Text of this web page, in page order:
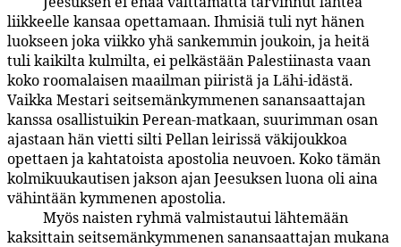
liikkeelle kansaa opettamaan. Ihmisiä tuli nyt hänen
luokseen joka viikko yhä sankemmin joukoin, ja heitä
tuli kaikilta kulmilta, ei pelkästään Palestiinasta vaan
koko roomalaisen maailman piiristä ja Lähi-idästä.
Vaikka Mestari seitsemänkymmenen sanansaattajan
kanssa osallistuikin Perean-matkaan, suurimman osan
ajastaan hän vietti silti Pellan leirissä väkijoukkoa
opettaen ja kahtatoista apostolia neuvoen. Koko tämän
kolmikuukautisen jakson ajan Jeesuksen luona oli aina
vähintään kymmenen apostolia.
Myös naisten ryhmä valmistautui lähtemään
kaksittain seitsemänkymmenen sanansaattajan mukana